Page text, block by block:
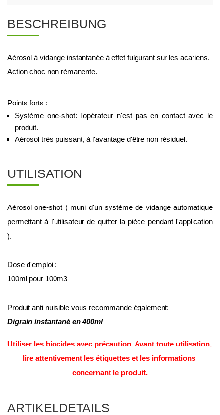
BESCHREIBUNG
Aérosol à vidange instantanée à effet fulgurant sur les acariens.
Action choc non rémanente.
Points forts :
Système one-shot: l'opérateur n'est pas en contact avec le
produit.
Aérosol très puissant, à l'avantage d'être non résiduel.
UTILISATION
Aérosol one-shot ( muni d'un système de vidange automatique
permettant à l'utilisateur de quitter la pièce pendant l'application
).
Dose d'emploi :
100ml pour 100m3
Produit anti nuisible vous recommande également:
Digrain instantané en 400ml
Utiliser les biocides avec précaution. Avant toute utilisation,
lire attentivement les étiquettes et les informations
concernant le produit.
ARTIKELDETAILS